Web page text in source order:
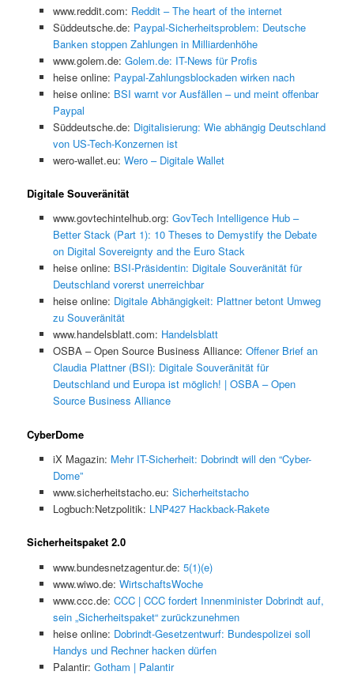
www.reddit.com: Reddit – The heart of the internet
Süddeutsche.de: Paypal-Sicherheitsproblem: Deutsche
Banken stoppen Zahlungen in Milliardenhöhe
www.golem.de: Golem.de: IT-News für Profis
heise online: Paypal-Zahlungsblockaden wirken nach
heise online: BSI warnt vor Ausfällen – und meint offenbar
Paypal
Süddeutsche.de: Digitalisierung: Wie abhängig Deutschland
von US-Tech-Konzernen ist
wero-wallet.eu: Wero – Digitale Wallet
Digitale Souveränität
www.govtechintelhub.org: GovTech Intelligence Hub –
Better Stack (Part 1): 10 Theses to Demystify the Debate
on Digital Sovereignty and the Euro Stack
heise online: BSI-Präsidentin: Digitale Souveränität für
Deutschland vorerst unerreichbar
heise online: Digitale Abhängigkeit: Plattner betont Umweg
zu Souveränität
www.handelsblatt.com: Handelsblatt
OSBA – Open Source Business Alliance: Offener Brief an
Claudia Plattner (BSI): Digitale Souveränität für
Deutschland und Europa ist möglich! | OSBA – Open
Source Business Alliance
CyberDome
iX Magazin: Mehr IT-Sicherheit: Dobrindt will den “Cyber-
Dome”
www.sicherheitstacho.eu: Sicherheitstacho
Logbuch:Netzpolitik: LNP427 Hackback-Rakete
Sicherheitspaket 2.0
www.bundesnetzagentur.de: 5(1)(e)
www.wiwo.de: WirtschaftsWoche
www.ccc.de: CCC | CCC fordert Innenminister Dobrindt auf,
sein „Sicherheitspaket“ zurückzunehmen
heise online: Dobrindt-Gesetzentwurf: Bundespolizei soll
Handys und Rechner hacken dürfen
Palantir: Gotham | Palantir